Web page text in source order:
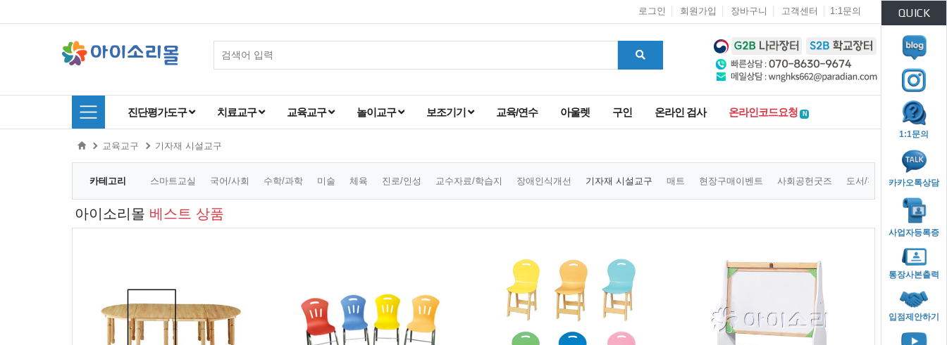
QUICK
1:1문의
카카오톡상담
사업자등록증
통장사본출력
입점제안하기
로그인 회원가입 장바구니 고객센터 1:1문의
진단평가도구 치료교구 교육교구 놀이교구 보조기기 교육/연수 아울렛 구인 온라인 검사 온라인코드요청 N
교육교구 기자재 시설교구
카테고리 스마트교실 국어/사회 수학/과학 미술 체육 진로/인성 교수자료/학습지 장애인식개선 기자재 시설교구 매트 현장구매이벤트 사회공헌굿즈 도서/전집
아이소리몰 베스트 상품